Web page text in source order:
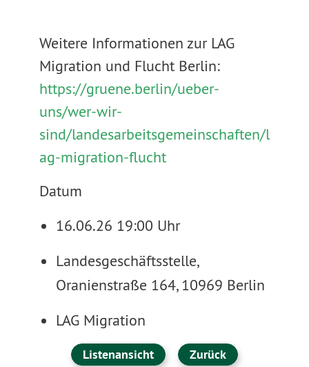
Weitere Informationen zur LAG
Migration und Flucht Berlin:
https://gruene.berlin/ueber-
uns/wer-wir-
sind/landesarbeitsgemeinschaften/l
ag-migration-flucht
Datum
16.06.26 19:00 Uhr
Landesgeschäftsstelle,
Oranienstraße 164, 10969 Berlin
LAG Migration
Listenansicht Zurück